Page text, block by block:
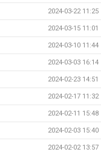
2024-03-22 11:25
2024-03-15 11:01
2024-03-10 11:44
2024-03-03 16:14
2024-02-23 14:51
2024-02-17 11:32
2024-02-11 15:48
2024-02-03 15:40
2024-02-02 13:57